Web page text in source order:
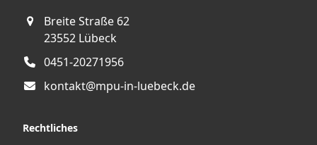
Breite Straße 62
23552 Lübeck
0451-20271956
kontakt@mpu-in-luebeck.de
Rechtliches